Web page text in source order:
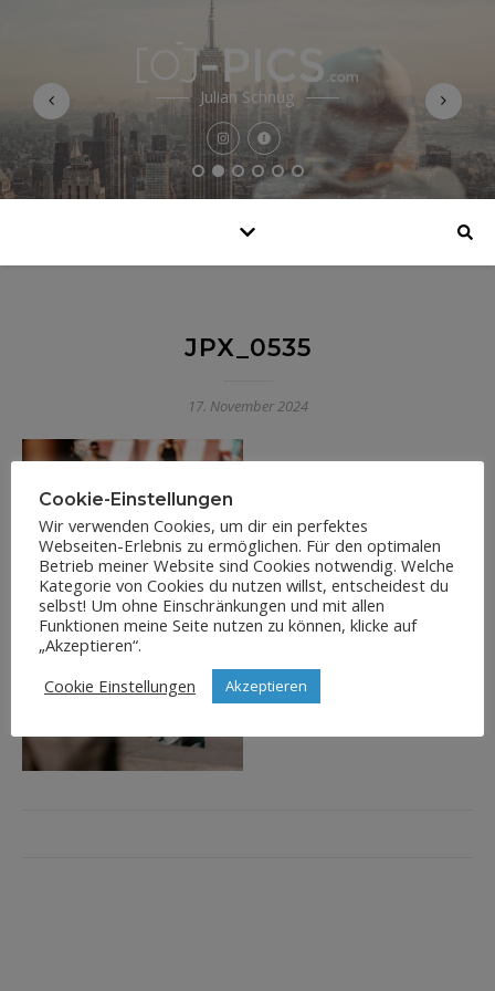
Julian Schnug
JPX_0535
17. November 2024
Cookie-Einstellungen
Wir verwenden Cookies, um dir ein perfektes
Webseiten-Erlebnis zu ermöglichen. Für den optimalen
Betrieb meiner Website sind Cookies notwendig. Welche
Kategorie von Cookies du nutzen willst, entscheidest du
selbst! Um ohne Einschränkungen und mit allen
Funktionen meine Seite nutzen zu können, klicke auf
„Akzeptieren“.
Cookie Einstellungen
Akzeptieren